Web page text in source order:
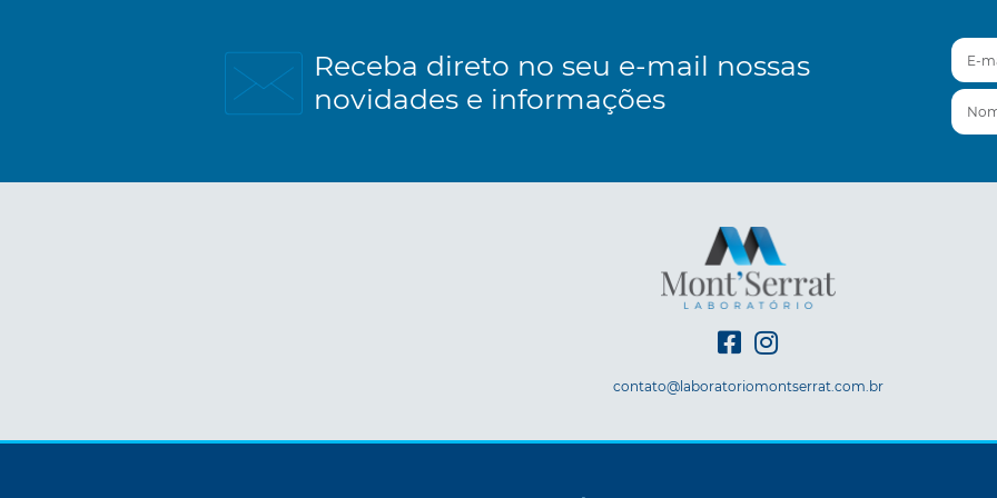
Receba direto no seu e-mail nossas
novidades e informações
E-mail
Nome
contato@laboratoriomontserrat.com.br